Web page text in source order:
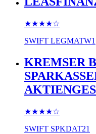
★★★★☆
SWIFT LEGMATW1
KREMSER
★★★★☆
SWIFT SPKDAT21